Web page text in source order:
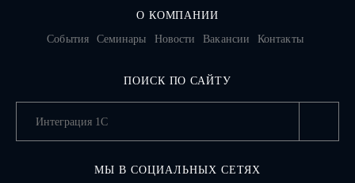
О КОМПАНИИ
События
Семинары Новости Вакансии Контакты
ПОИСК ПО САЙТУ
МЫ В СОЦИАЛЬНЫХ СЕТЯХ